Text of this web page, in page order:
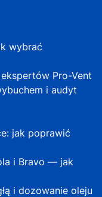
wybrać
Pro-Vent
i audyt
jak poprawić
i Bravo — jak
i dozowanie oleju